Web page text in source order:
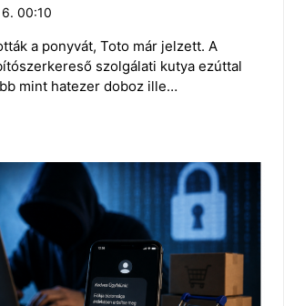
00:10
a ponyvát, Toto már jelzett. A
szolgálati kutya ezúttal
mint hatezer doboz ille…